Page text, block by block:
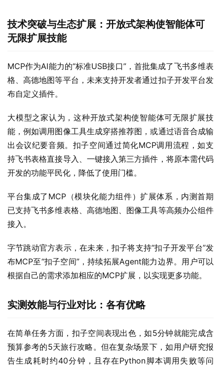
技术突破与生态扩展：开放式架构使智能体可
无限扩展技能
MCP作为AI能力的“标准USB接口”，首批集成了飞书多维表
格、高德地图等平台，未来支持开发者通过扣子开发平台发
布自定义插件。
大模型之家认为，这种开放式架构使智能体可无限扩展技
能，例如调用图像工具生成穿搭推荐图，或通过语音合成输
出会议纪要音频。扣子空间通过简化MCP调用流程，如支
持飞书表格直接导入、一键接入第三方插件，将原本需代码
开发的功能平民化，降低了使用门槛。
平台集成了MCP（模块化能力组件）扩展体系，内测首期
已支持飞书多维表格、高德地图、图像工具等高频办公组件
接入。
字节跳动官方表示，在未来，扣子将支持“扣子开发平台”发
布MCP至“扣子空间”，持续拓展Agent能力边界。用户可以
根据自己的需求添加相应的MCP扩展，以实现更多功能。
实测效能与行业对比：各有优略
在简单任务方面，扣子空间表现出色，如5分钟就能完成含
预算参考的5天旅行攻略。但在复杂场景下，如用户研究报
告生成耗时约40分钟，且存在Python脚本调用失败等问